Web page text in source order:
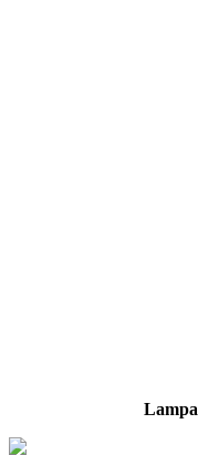
Lampa